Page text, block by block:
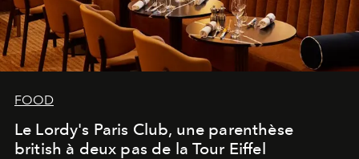
FOOD
Le Lordy's Paris Club, une parenthèse
british à deux pas de la Tour Eiffel